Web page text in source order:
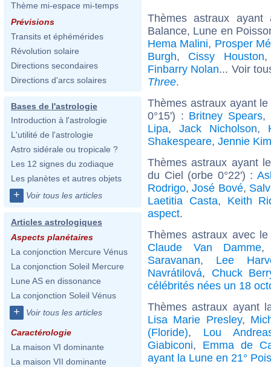
Thème mi-espace mi-temps
Prévisions
Transits et éphémérides
Révolution solaire
Directions secondaires
Directions d'arcs solaires
Bases de l'astrologie
Introduction à l'astrologie
L'utilité de l'astrologie
Astro sidérale ou tropicale ?
Les 12 signes du zodiaque
Les planètes et autres objets
+ Voir tous les articles
Articles astrologiques
Aspects planétaires
La conjonction Mercure Vénus
La conjonction Soleil Mercure
Lune AS en dissonance
La conjonction Soleil Vénus
+ Voir tous les articles
Caractérologie
La maison VI dominante
La maison VII dominante
Thèmes astraux
Balance, Lune en
Hema Malini, Prosper
Burgh, Cissy Houston
Finbarry Nolan... Voir
Three.
Thèmes astraux ayant
0°15') : Britney Spears,
Lipa,Jack Nicholson,
Shakespeare, Jennie Kim
Thèmes astraux ayant
du Ciel (orbe 0°22') :
Rodrigo,José Bové,
Laetitia Casta, Keith
aspect.
Thèmes astraux avec
Claude Van Damme
Saravanan, Lee
Navrátilová, Chuck
célébrités nées un 18
Thèmes astraux ayant
Lisa Marie Presley,
(Floride), Lou
Giabiconi, Emma de
ayant la Lune en 21°